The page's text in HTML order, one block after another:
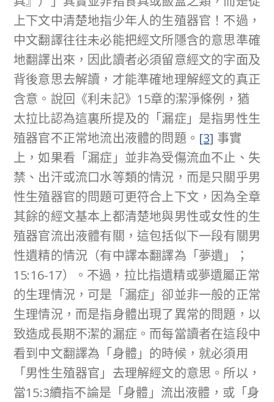
上下文中清楚地指少年人的生殖器官！不過，
中文翻譯往往未必能把經文所隱含的意思準確
地翻譯出來，因此讀者必須留意經文的字面及
背後意思去解讀，才能準確地理解經文的真正
含意。說回《利未記》15章的潔淨條例，猶
太拉比認為這裏所提及的「漏症」是指男性生
殖器官不正常地流出液體的問題。 [3] 事實
上，如果看「漏症」並非為受傷流血不止、失
禁、出汗或流口水等類的情況，而是只關乎男
性生殖器官的問題可更符合上下文，因為全章
其餘的經文基本上都清楚地與男性或女性的生
殖器官流出液體有關，這包括似下一段有關男
性遺精的情況（有中譯本翻譯為「夢遺」；
15:16-17）。不過，拉比指遺精或夢遺屬正常
的生理情況，可是「漏症」卻並非一般的正常
生理情況，而是指身體出現了異常的問題，以
致造成長期不潔的漏症。而每當讀者在這段中
看到中文翻譯為「身體」的時候，就必須用
「男性生殖器官」去理解經文的意思。所以，
當15:3續指不論是「身體」流出液體，或「身